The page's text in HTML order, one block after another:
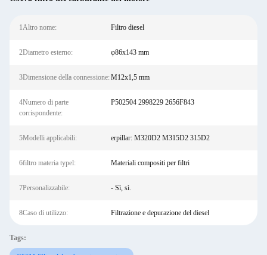
1Altro nome: Filtro diesel
2Diametro esterno: φ86x143 mm
3Dimensione della connessione:M12x1,5 mm
4Numero di parte
corrispondente:
P502504 2998229 2656F843
5Modelli applicabili: erpillar: M320D2 M315D2 315D2
6filtro materia typel: Materiali compositi per filtri
7Personalizzabile: - Sì, sì.
8Caso di utilizzo: Filtrazione e depurazione del diesel
Tags: